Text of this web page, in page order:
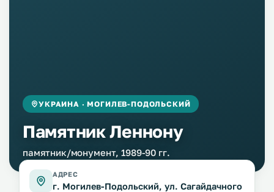
УКРАИНА · МОГИЛЕВ-ПОДОЛЬСКИЙ
Памятник Леннону
памятник/монумент, 1989-90 гг.
АДРЕС
г. Могилев-Подольский, ул. Сагайдачного